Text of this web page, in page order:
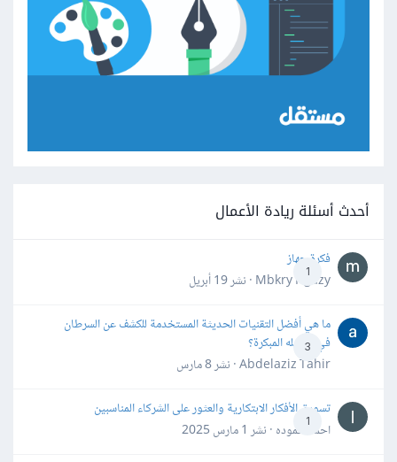
أحدث أسئلة ريادة الأعمال
1
فكرة جهاز
Mbkry Hgazy · نشر
19 أبريل
3
ما هي أفضل التقنيات الحديثة المستخدمة للكشف عن السرطان
في مراحله المبكرة؟
Abdelaziz Tahir · نشر
8 مارس
1
تسويق الأفكار الابتكارية والعثور على الشركاء المناسبين
احمد حموده · نشر 1 مارس 2025